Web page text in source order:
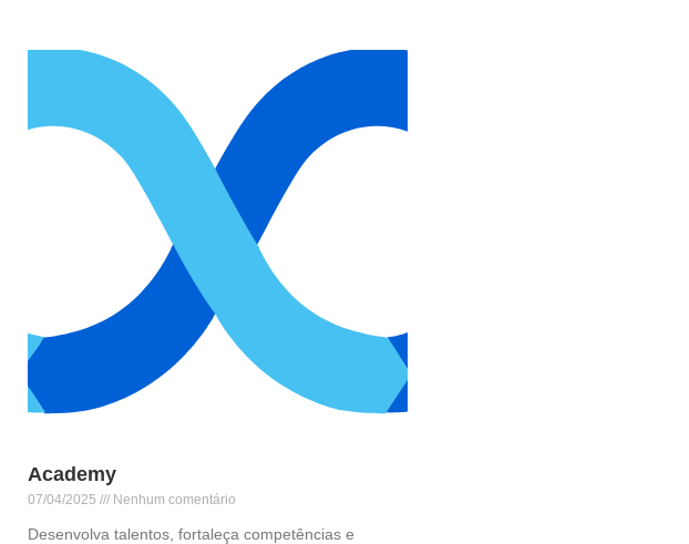
Academy
07/04/2025 Nenhum comentário
Desenvolva talentos, fortaleça competências e